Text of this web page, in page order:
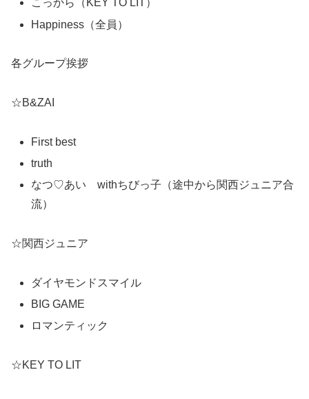
こっから（KEY TO LIT）
Happiness（全員）
各グループ挨拶
☆B&ZAI
First best
truth
なつ♡あい withちびっ子（途中から関西ジュニア合
流）
☆関西ジュニア
ダイヤモンドスマイル
BIG GAME
ロマンティック
☆KEY TO LIT